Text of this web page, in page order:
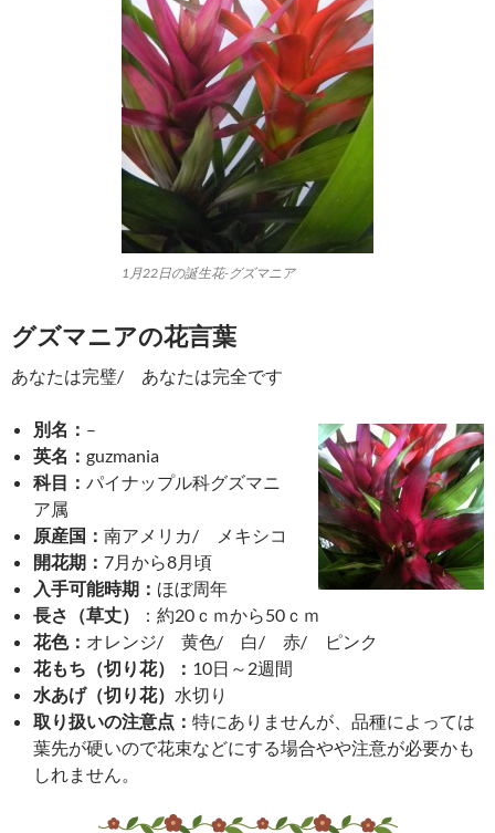
1月22日の誕生花-グズマニア
グズマニアの花言葉
あなたは完璧/ あなたは完全です
別名： –
英名： guzmania
科目： パイナップル科グズマニ
ア属
原産国： 南アメリカ/ メキシコ
開花期： 7月から8月頃
入手可能時期： ほぼ周年
長さ（草丈）
：約20ｃｍから50ｃｍ
花色： オレンジ/ 黄色/ 白/ 赤/ ピンク
花もち（切り花）： 10日～2週間
水あげ（切り花） 水切り
取り扱いの注意点： 特にありませんが、品種によっては
葉先が硬いので花束などにする場合やや注意が必要かも
しれません。